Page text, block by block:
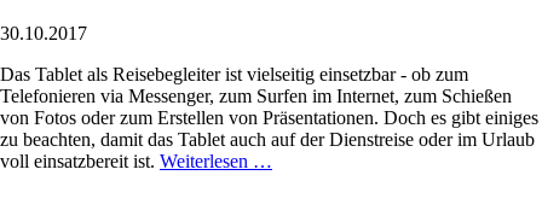
30.10.2017
Das Tablet als Reisebegleiter ist vielseitig einsetzbar - ob zum
Telefonieren via Messenger, zum Surfen im Internet, zum Schießen
von Fotos oder zum Erstellen von Präsentationen. Doch es gibt einiges
zu beachten, damit das Tablet auch auf der Dienstreise oder im Urlaub
voll einsatzbereit ist. Weiterlesen …